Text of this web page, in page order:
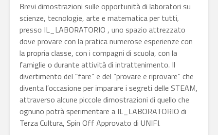
Brevi dimostrazioni sulle opportunità di laboratori su
scienze, tecnologie, arte e matematica per tutti,
presso IL_LABORATORIO , uno spazio attrezzato
dove provare con la pratica numerose esperienze con
la propria classe, con i compagni di scuola, con la
famiglie o durante attività di intrattenimento. Il
divertimento del “fare” e del “provare e riprovare” che
diventa l’occasione per imparare i segreti delle STEAM,
attraverso alcune piccole dimostrazioni di quello che
ognuno potrà sperimentare a IL_LABORATORIO di
Terza Cultura, Spin Off Approvato di UNIFI.